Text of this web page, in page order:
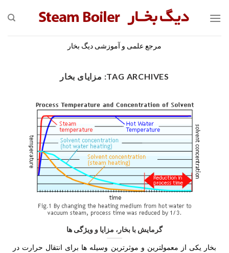
مرجع علمی و آموزشی دیگ بخار
TAG ARCHIVES: مزایای بخار
گرمایش با بخار، مزایا و ویژگی ها
بخار یکی از معمول­ترین و موثرترین وسیله ها برای انتقال حرارت در